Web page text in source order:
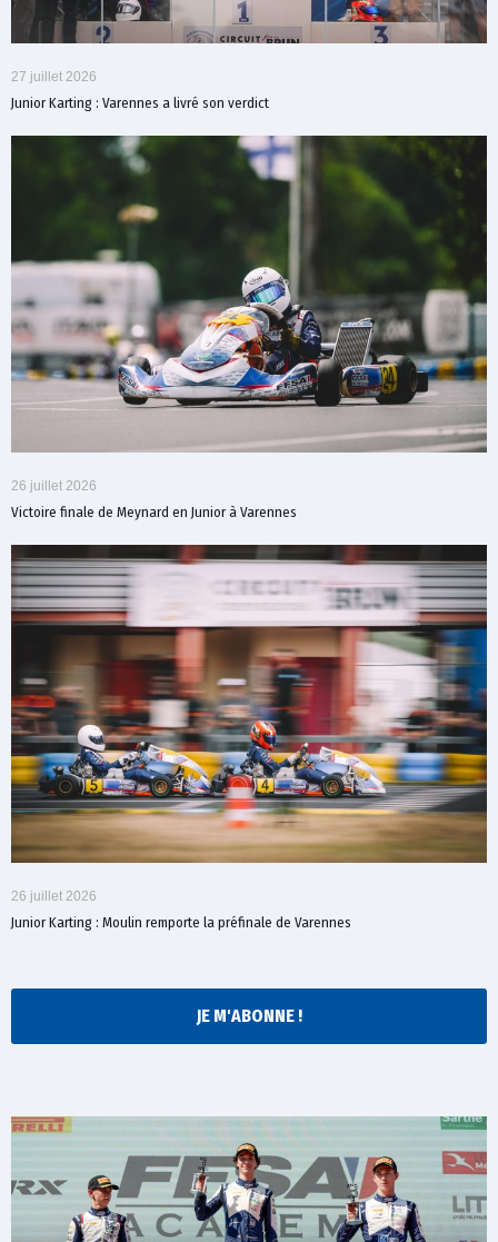
27 juillet 2026
Junior Karting : Varennes a livré son verdict
26 juillet 2026
Victoire finale de Meynard en Junior à Varennes
26 juillet 2026
Junior Karting : Moulin remporte la préfinale de Varennes
JE M'ABONNE !